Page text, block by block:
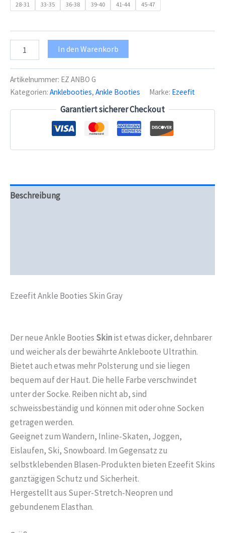
28-31 33-35 36-38 39-40 41-44 45-47
Ankle
Skins
Gray
Menge
In den Warenkorb
Artikelnummer: EZ ANBO G
Kategorien: Anklebooties, Ankle Booties Marke: Ezeefit
Garantiert sicherer Checkout
Beschreibung
Ezeefit Ankle Booties Skin Gray
Der neue Ankle Booties Skinist etwas dicker, dehnbarer
und weicher als der bewährte Ankleboote Ultrathin.
Bietet auch etwas mehr Polsterung und sie liegen
bequem auf der Haut. Die helle Farbe verschwindet
unter der Socke. Reiben nicht ab, sind
schweissbeständig und können mit oder ohne Socken
getragen werden.
Geeignet zum Wandern, Inline-Skaten, Joggen,
Eislaufen, Ski, Snowboard. Im Gegensatz zu
selbstklebenden Blasen-Produkten bieten Ezeefit Skins
ganztägigen Schutz und Sicherheit.
Hergestellt aus Super-Stretch-Neopren und
gebundenem Elasthan.